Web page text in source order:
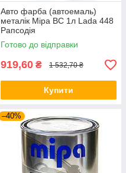
Авто фарба (автоемаль)
металік Mipa BC 1л Lada 448
Рапсодія
Готово до відправки
919,60 ₴ 1 532,70 ₴
Купити
–40%